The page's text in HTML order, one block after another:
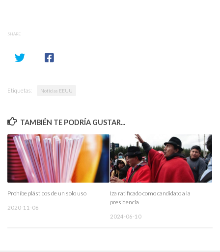
SHARE
Etiquetas: Noticias EEUU
TAMBIÉN TE PODRÍA GUSTAR...
Prohíbe plásticos de un solo uso
2020-11-06
Iza ratificado como candidato a la
presidencia
2024-06-10